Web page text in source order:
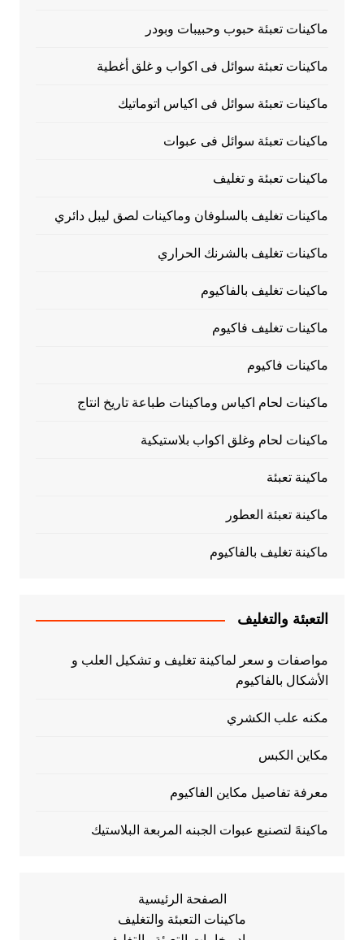
ماكينات تعبئة حبوب وحبيبات وبودر
ماكينات تعبئة سوائل فى اكواب و غلق أغطية
ماكينات تعبئة سوائل فى اكياس اتوماتيك
ماكينات تعبئة سوائل فى عبوات
ماكينات تعبئة و تغليف
ماكينات تغليف بالسلوفان وماكينات لصق ليبل دائري
ماكينات تغليف بالشرنك الحراري
ماكينات تغليف بالفاكيوم
ماكينات تغليف فاكيوم
ماكينات فاكيوم
ماكينات لحام اكياس وماكينات طباعة تاريخ انتاج
ماكينات لحام وغلق اكواب بلاستيكية
ماكينة تعبئة
ماكينة تعبئة العطور
ماكينة تغليف بالفاكيوم
التعبئة والتغليف
مواصفات و سعر لماكينة تغليف و تشكيل العلب و
الأشكال بالفاكيوم
مكنه علب الكشري
مكاين الكبس
معرفة تفاصيل مكاين الفاكيوم
ماكينهً لتصنيع عبوات الجبنه المربعة البلاستيك
الصفحة الرئيسية
ماكينات التعبئة والتغليف